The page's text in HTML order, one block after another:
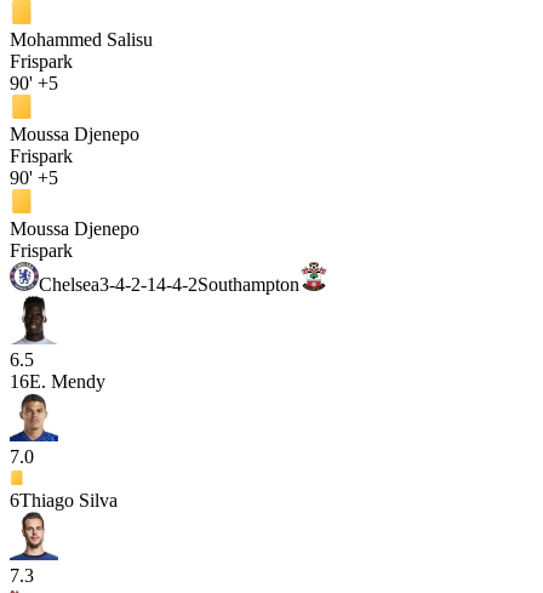
Mohammed Salisu
Frispark
90' +5
Moussa Djenepo
Frispark
90' +5
Moussa Djenepo
Frispark
Chelsea3-4-2-14-4-2Southampton
6.5
16E. Mendy
7.0
6Thiago Silva
7.3